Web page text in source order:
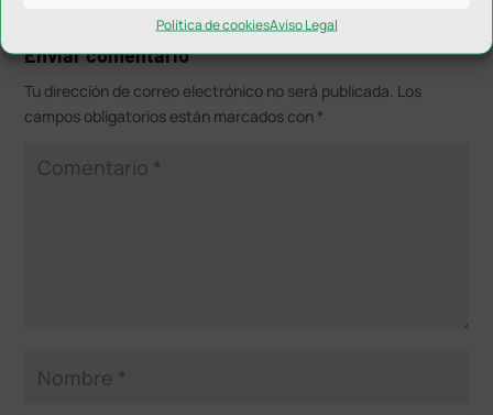
Política de cookiesAviso Legal
Enviar comentario
Tu dirección de correo electrónico no será publicada. Los
campos obligatorios están marcados con *